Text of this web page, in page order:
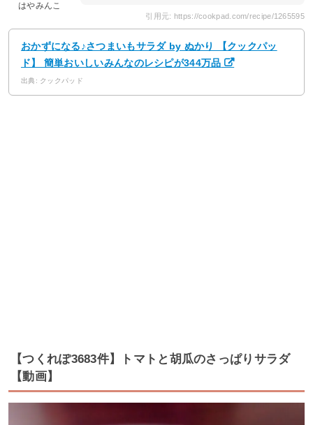
はやみんこ
引用元: https://cookpad.com/recipe/1265595
おかずになる♪さつまいもサラダ by ぬかり 【クックパッ
ド】 簡単おいしいみんなのレシピが344万品
出典: クックパッド
【つくれぽ3683件】トマトと胡瓜のさっぱりサラダ
【動画】